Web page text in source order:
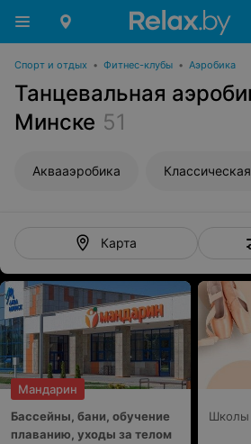
Спорт и отдых • Фитнес-клубы • Аэробика
Танцевальная
Минске 51
Аквааэробика
Карта
Мандарин
Бассейны, бани, обучение
плаванию, уходы за телом
Школы